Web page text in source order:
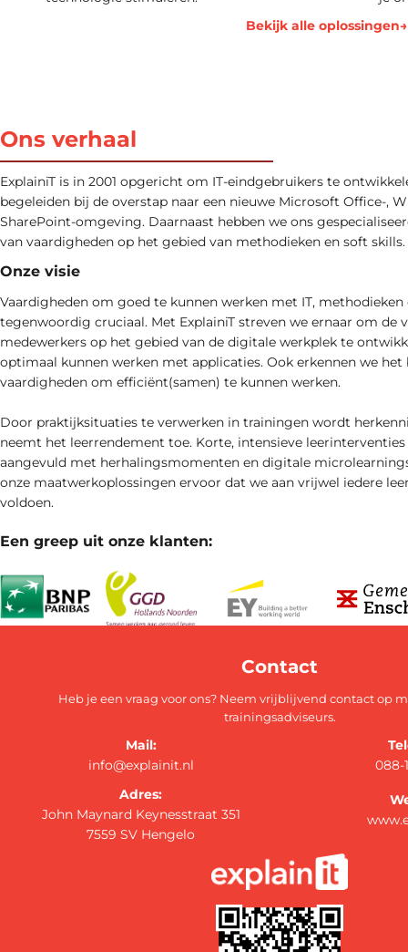
Bekijk alle oplossingen→
Ons verhaal
ExplainiT is in 2001 opgericht om IT-eindgebruikers te
begeleiden bij de overstap naar een nieuwe Microsoft Office-,
SharePoint-omgeving. Daarnaast hebben we ons
van vaardigheden op het gebied van methodieken en soft skills.
Onze visie
Vaardigheden om goed te kunnen werken met IT, methodieken
tegenwoordig cruciaal. Met ExplainiT streven we ernaar om de
medewerkers op het gebied van de digitale werkplek te
optimaal kunnen werken met applicaties. Ook erkennen we het
vaardigheden om efficiënt(samen) te kunnen werken.
Door praktijksituaties te verwerken in trainingen wordt
neemt het leerrendement toe. Korte, intensieve leerinterventies
aangevuld met herhalingsmomenten en digitale
onze maatwerkoplossingen ervoor dat we aan vrijwel iedere
voldoen.
Een greep uit onze klanten:
Contact
Heb je een vraag voor ons? Neem vrijblijvend contact op
trainingsadviseurs.
Mail:
info@explainit.nl
088-
Adres:
John Maynard Keynesstraat 351
7559 SV Hengelo